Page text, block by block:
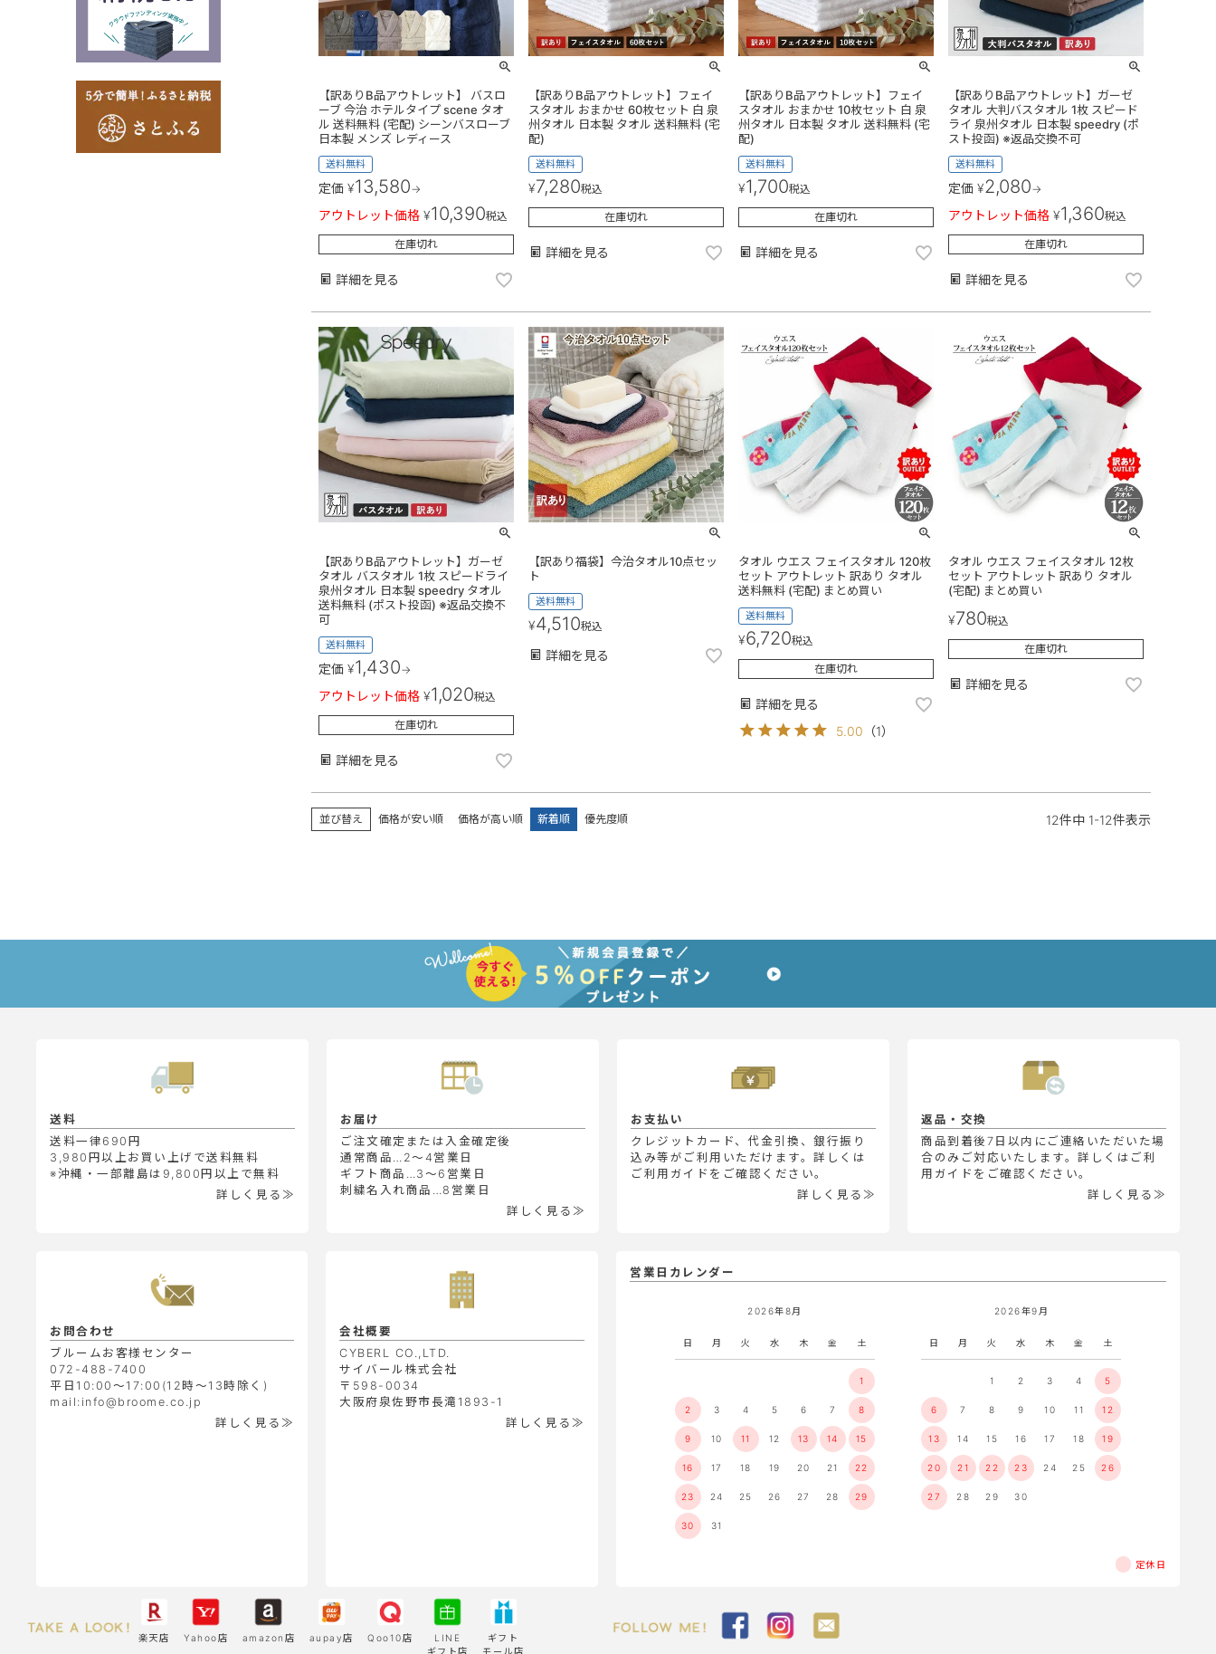
【訳ありB品アウトレット】 バスロ
ーブ 今治 ホテルタイプ scene タオ
ル 送料無料 (宅配) シーンバスローブ
日本製 メンズ レディース
送料無料
定価 ¥13,580→
アウトレット価格 ¥10,390税込
在庫切れ
詳細を見る
【訳ありB品アウトレット】フェイ
スタオル おまかせ 60枚セット 白 泉
州タオル 日本製 タオル 送料無料 (宅
配)
送料無料
¥7,280税込
在庫切れ
詳細を見る
【訳ありB品アウトレット】フェイ
スタオル おまかせ 10枚セット 白 泉
州タオル 日本製 タオル 送料無料 (宅
配)
送料無料
¥1,700税込
在庫切れ
詳細を見る
【訳ありB品アウトレット】ガーゼ
タオル 大判バスタオル 1枚 スピード
ライ 泉州タオル 日本製 speedry (ポ
スト投函) ※返品交換不可
送料無料
定価 ¥2,080→
アウトレット価格 ¥1,360税込
在庫切れ
詳細を見る
【訳ありB品アウトレット】ガーゼ
タオル バスタオル 1枚 スピードライ
泉州タオル 日本製 speedry タオル
送料無料 (ポスト投函) ※返品交換不
可
送料無料
定価 ¥1,430→
アウトレット価格 ¥1,020税込
在庫切れ
詳細を見る
【訳あり福袋】今治タオル10点セッ
ト
送料無料
¥4,510税込
詳細を見る
タオル ウエス フェイスタオル 120枚
セット アウトレット 訳あり タオル
送料無料 (宅配) まとめ買い
送料無料
¥6,720税込
在庫切れ
詳細を見る
5.00 （1）
タオル ウエス フェイスタオル 12枚
セット アウトレット 訳あり タオル
(宅配) まとめ買い
¥780税込
在庫切れ
詳細を見る
並び替え 価格が安い順 価格が高い順 新着順 優先度順 12件中 1-12件表示
送料
送料一律690円
3,980円以上お買い上げで送料無料
※沖縄・一部離島は9,800円以上で無料
詳しく見る≫
お届け
ご注文確定または入金確定後
通常商品…2～4営業日
ギフト商品…3～6営業日
刺繍名入れ商品…8営業日
詳しく見る≫
お支払い
クレジットカード、代金引換、銀行振り
込み等がご利用いただけます。詳しくは
ご利用ガイドをご確認ください。
詳しく見る≫
返品・交換
商品到着後7日以内にご連絡いただいた場
合のみご対応いたします。詳しくはご利
用ガイドをご確認ください。
詳しく見る≫
お問合わせ
ブルームお客様センター
072-488-7400
平日10:00～17:00(12時～13時除く)
mail:info@broome.co.jp
詳しく見る≫
会社概要
CYBERL CO.,LTD.
サイバール株式会社
〒598-0034
大阪府泉佐野市長滝1893-1
詳しく見る≫
営業日カレンダー
2026年8月
日 月 火 水 木 金 土
1
2 3 4 5 6 7 8
9 10 11 12 13 14 15
16 17 18 19 20 21 22
23 24 25 26 27 28 29
30 31
2026年9月
日 月 火 水 木 金 土
1 2 3 4 5
6 7 8 9 10 11 12
13 14 15 16 17 18 19
20 21 22 23 24 25 26
27 28 29 30
定休日
楽天店 Yahoo店 amazon店 aupay店 Qoo10店
LINE
ギフト店
ギフト
モール店